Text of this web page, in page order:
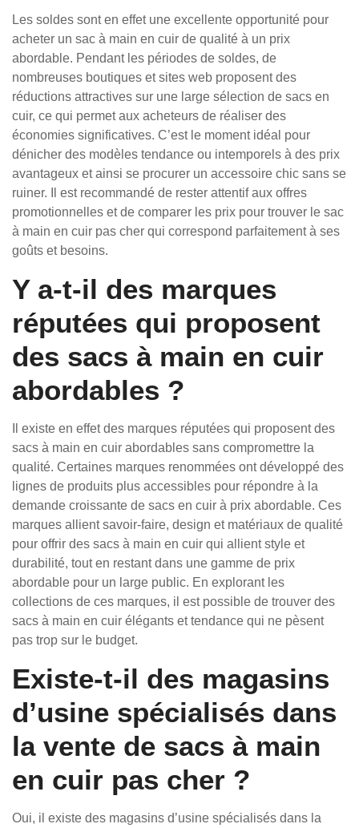
Les soldes sont en effet une excellente opportunité pour
acheter un sac à main en cuir de qualité à un prix
abordable. Pendant les périodes de soldes, de
nombreuses boutiques et sites web proposent des
réductions attractives sur une large sélection de sacs en
cuir, ce qui permet aux acheteurs de réaliser des
économies significatives. C’est le moment idéal pour
dénicher des modèles tendance ou intemporels à des prix
avantageux et ainsi se procurer un accessoire chic sans se
ruiner. Il est recommandé de rester attentif aux offres
promotionnelles et de comparer les prix pour trouver le sac
à main en cuir pas cher qui correspond parfaitement à ses
goûts et besoins.
Y a-t-il des marques
réputées qui proposent
des sacs à main en cuir
abordables ?
Il existe en effet des marques réputées qui proposent des
sacs à main en cuir abordables sans compromettre la
qualité. Certaines marques renommées ont développé des
lignes de produits plus accessibles pour répondre à la
demande croissante de sacs en cuir à prix abordable. Ces
marques allient savoir-faire, design et matériaux de qualité
pour offrir des sacs à main en cuir qui allient style et
durabilité, tout en restant dans une gamme de prix
abordable pour un large public. En explorant les
collections de ces marques, il est possible de trouver des
sacs à main en cuir élégants et tendance qui ne pèsent
pas trop sur le budget.
Existe-t-il des magasins
d’usine spécialisés dans
la vente de sacs à main
en cuir pas cher ?
Oui, il existe des magasins d’usine spécialisés dans la